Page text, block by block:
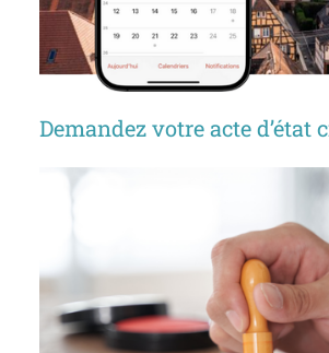
Demandez votre acte d’état